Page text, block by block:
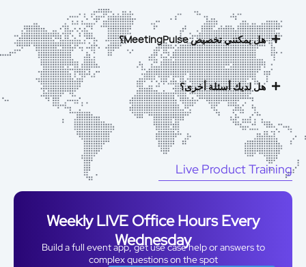
هل يمكنني تخصيص MeetingPulse؟
هل لديك أسئلة أخرى؟
Live Product
Weekly LIVE Office Hours Every
Wednesday
Build a full event app, get use case help or answers to
complex questions on the spot